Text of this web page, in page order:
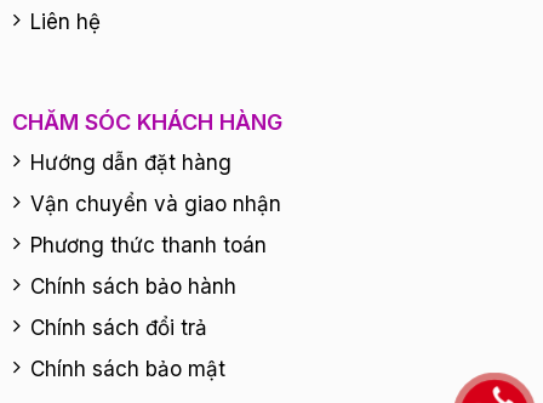
Liên hệ
CHĂM SÓC KHÁCH HÀNG
Hướng dẫn đặt hàng
Vận chuyển và giao nhận
Phương thức thanh toán
Chính sách bảo hành
Chính sách đổi trả
Chính sách bảo mật